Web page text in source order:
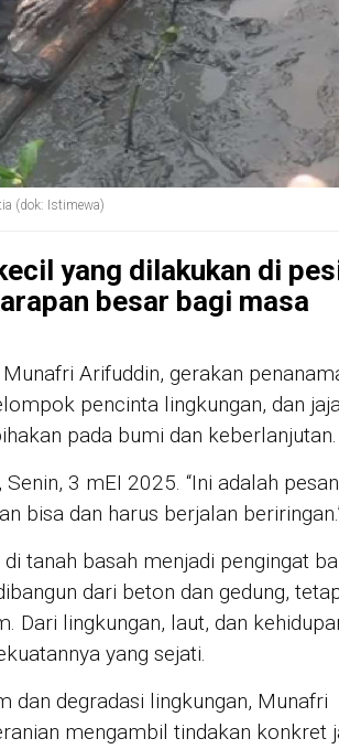
(dok: Istimewa)
yang dilakukan di
besar bagi masa
Arifuddin, gerakan
pencinta lingkungan, dan
pada bumi dan keberlanjutan.
3 mEI 2025. “Ini adalah pesan
bisa dan harus berjalan
tanah basah menjadi pengingat
dari beton dan gedung,
Dari lingkungan, laut, dan
yang sejati.
dan degradasi lingkungan, Munafri
mengambil tindakan konkret